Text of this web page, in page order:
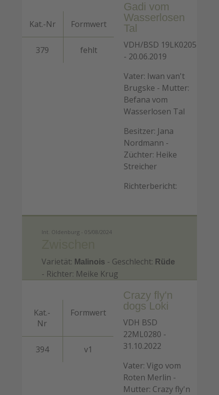
Kat.-Nr Formwert
379 fehlt
Gadi vom
Wasserlosen
Tal
VDH/BSD 19LK0205
- 20.06.2019
Vater: Iwan van't
Brugske - Mutter:
Befana vom
Wasserlosen Tal
Besitzer: Jana
Nordmann -
Züchter: Heike
Streicher
Richterbericht:
Int. Oldenburg - 05/08/2024
Varietät: Malinois - Geschlecht: Rüde
- Richter: Meike Krug
Kat.-
Nr
Formwert
394 v1
Crazy fly'n
dogs Loki
VDH BSD
22ML0280 -
31.10.2022
Vater: Vigo vom
Roten Merlin -
Mutter: Crazy fly'n